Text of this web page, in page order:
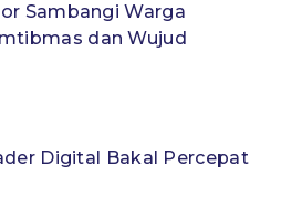
Sambangi Warga
dan Wujud
Digital Bakal Percepat